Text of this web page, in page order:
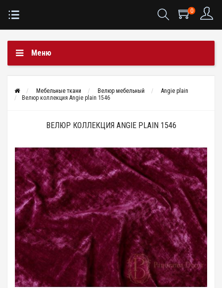
0
Меню
Мебельные ткани Велюр мебельный
Angie plain
Велюр коллекция Angie plain 1546
ВЕЛЮР КОЛЛЕКЦИЯ ANGIE PLAIN 1546